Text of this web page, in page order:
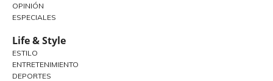
OPINIÓN
ESPECIALES
Life & Style
ESTILO
ENTRETENIMIENTO
DEPORTES